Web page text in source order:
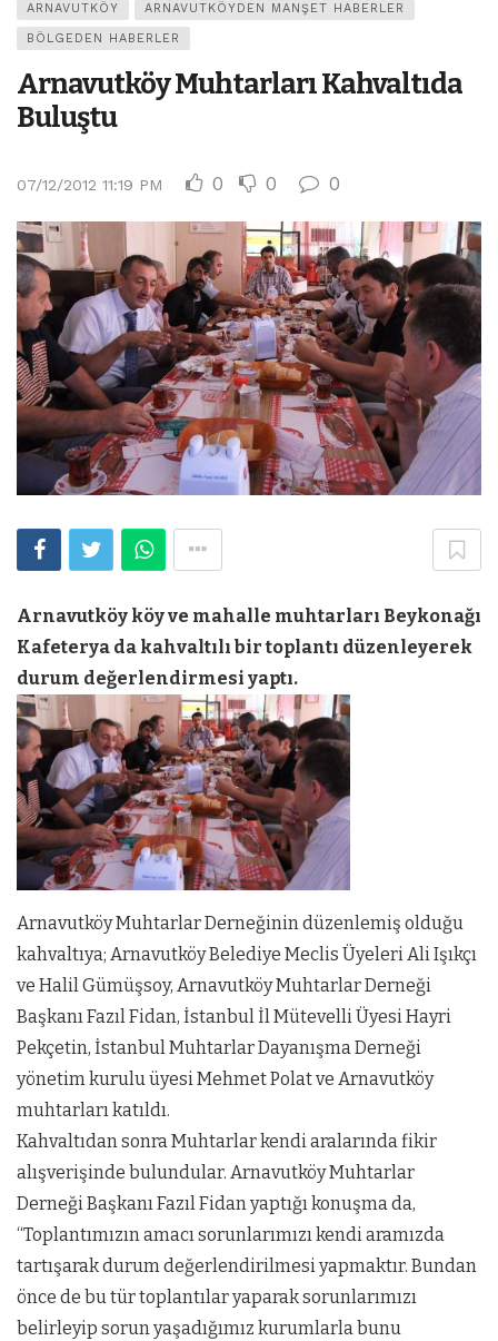
ARNAVUTKÖY ARNAVUTKÖYDEN MANŞET HABERLER
BÖLGEDEN HABERLER
Arnavutköy Muhtarları Kahvaltıda
Buluştu
07/12/2012 11:19 PM 0 0 0
Arnavutköy köy ve mahalle muhtarları Beykonağı
Kafeterya da kahvaltılı bir toplantı düzenleyerek
durum değerlendirmesi yaptı.
Arnavutköy Muhtarlar Derneğinin düzenlemiş olduğu
kahvaltıya; Arnavutköy Belediye Meclis Üyeleri Ali Işıkçı
ve Halil Gümüşsoy, Arnavutköy Muhtarlar Derneği
Başkanı Fazıl Fidan, İstanbul İl Mütevelli Üyesi Hayri
Pekçetin, İstanbul Muhtarlar Dayanışma Derneği
yönetim kurulu üyesi Mehmet Polat ve Arnavutköy
muhtarları katıldı.
Kahvaltıdan sonra Muhtarlar kendi aralarında fikir
alışverişinde bulundular. Arnavutköy Muhtarlar
Derneği Başkanı Fazıl Fidan yaptığı konuşma da,
“Toplantımızın amacı sorunlarımızı kendi aramızda
tartışarak durum değerlendirilmesi yapmaktır. Bundan
önce de bu tür toplantılar yaparak sorunlarımızı
belirleyip sorun yaşadığımız kurumlarla bunu